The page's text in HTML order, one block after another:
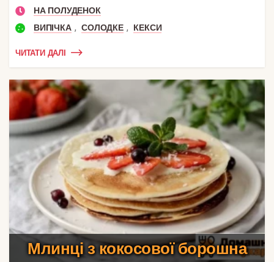
НА ПОЛУДЕНОК
ВИПІЧКА , СОЛОДКЕ , КЕКСИ
ЧИТАТИ ДАЛІ
Млинці з кокосової борошна